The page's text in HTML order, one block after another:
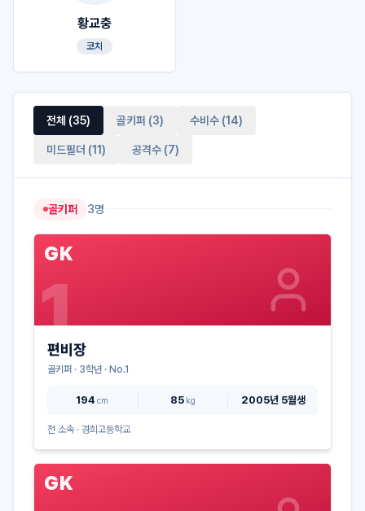
황교충
코치
전체 (35) 골키퍼 (3) 수비수 (14)
미드필더 (11) 공격수 (7)
골키퍼 3명
GK
1
편비장
골키퍼 · 3학년 · No.1
194 cm 85 kg 2005년 5월생
전 소속 · 경희고등학교
GK